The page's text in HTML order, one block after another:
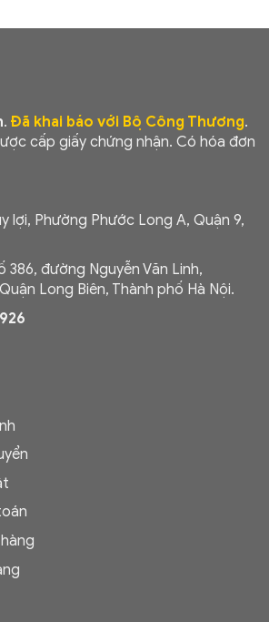
. Đã khai báo với Bộ Công Thương.
cấp giấy chứng nhận. Có hóa đơn
lợi, Phường Phước Long A, Quận 9,
386, đường Nguyễn Văn Linh,
Long Biên, Thành phố Hà Nội.